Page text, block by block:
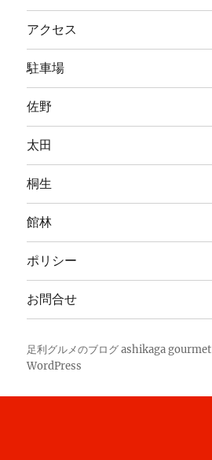
アクセス
駐車場
佐野
太田
桐生
館林
ポリシー
お問合せ
足利グルメのブログ ashikaga gourmet
WordPress